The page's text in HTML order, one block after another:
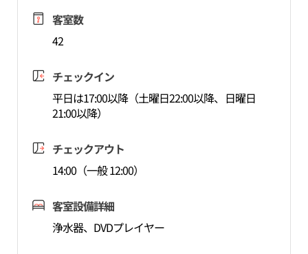
客室数
42
チェックイン
平日は17:00以降（土曜日22:00以降、日曜日
21:00以降）
チェックアウト
14:00（一般 12:00）
客室設備詳細
浄水器、DVDプレイヤー